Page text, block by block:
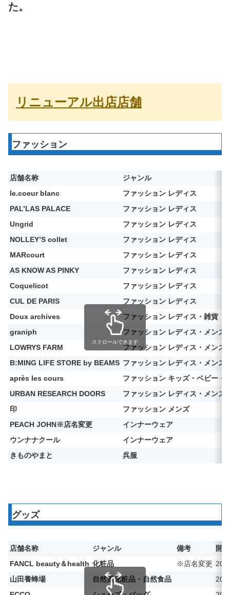
た。
リニューアル出店店舗
ファッション
店舗名称
ジャンル
le.coeur blanc
ファッション レディス
PAL’LAS PALACE
ファッション レディス
Ungrid
ファッション レディス
NOLLEY’S collet
ファッション レディス
MARcourt
ファッション レディス
AS KNOW AS PINKY
ファッション レディス
Coquelicot
ファッション レディス
CUL DE PARIS
ファッション レディス
Doux archives
ファッション レディス・雑貨
graniph
ファッション レディス・メンズ
LOWRYS FARM
ファッション レディス・メンズ
B:MING LIFE STORE by BEAMS ファッション レディス・メンズ
après les cours
ファッション キッズ・ベビー・
URBAN RESEARCH DOORS
ファッション レディス・メンズ
印
ファッション メンズ
PEACH JOHN※店名変更
インナーウェア
ウンナナクール
インナーウェア
きものやまと
呉服
スクロールできます
グッズ
店舗名称 ジャンル 備考
開
FANCL beauty＆health 化粧品 ※店名変更
山田養蜂場
自然派化粧品・自然食品